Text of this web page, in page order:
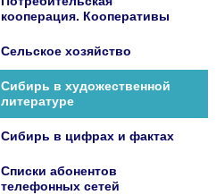
кооперация. Кооперативы
Сельское хозяйство
Сибирь в художественной
литературе
Сибирь в цифрах и фактах
Списки абонентов
телефонных сетей